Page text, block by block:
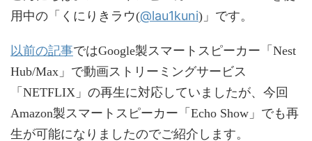
用中の「くにりきラウ(@lau1kuni)」です。
以前の記事ではGoogle製スマートスピーカー「Nest
Hub/Max」で動画ストリーミングサービス
「NETFLIX」の再生に対応していましたが、今回
Amazon製スマートスピーカー「Echo Show」でも再
生が可能になりましたのでご紹介します。